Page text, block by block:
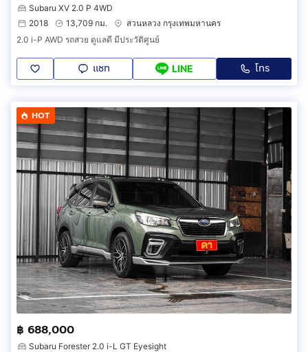
Subaru XV 2.0 P 4WD
2018
13,709 กม.
สวนหลวง กรุงเทพมหานคร
2.0 i-P AWD รถสวย ดูแลดี มีประวัติศูนย์
แชท LINE โทร
HOT
฿ 688,000
Subaru Forester 2.0 i-L GT Eyesight